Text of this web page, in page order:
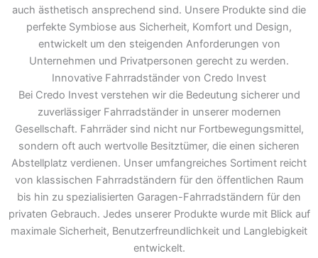
auch ästhetisch ansprechend sind. Unsere Produkte sind die
perfekte Symbiose aus Sicherheit, Komfort und Design,
entwickelt um den steigenden Anforderungen von
Unternehmen und Privatpersonen gerecht zu werden.
Innovative Fahrradständer von Credo Invest
Bei Credo Invest verstehen wir die Bedeutung sicherer und
zuverlässiger Fahrradständer in unserer modernen
Gesellschaft. Fahrräder sind nicht nur Fortbewegungsmittel,
sondern oft auch wertvolle Besitztümer, die einen sicheren
Abstellplatz verdienen. Unser umfangreiches Sortiment reicht
von klassischen Fahrradständern für den öffentlichen Raum
bis hin zu spezialisierten Garagen-Fahrradständern für den
privaten Gebrauch. Jedes unserer Produkte wurde mit Blick auf
maximale Sicherheit, Benutzerfreundlichkeit und Langlebigkeit
entwickelt.